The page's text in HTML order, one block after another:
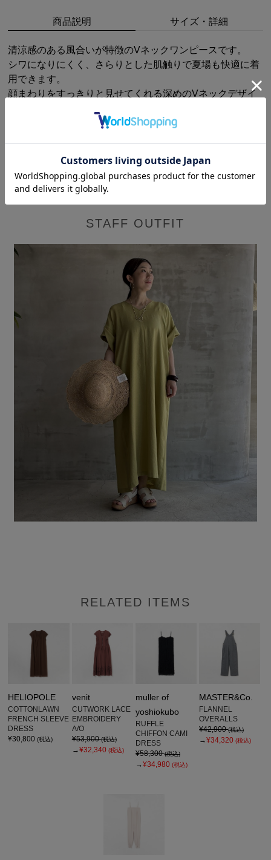
商品説明 サイズ・詳細
清涼感のある風合いが特徴のVネックワンピースです。
シワになりにくく、さらりとした肌触りで夏場も快適に着
用できます。
顔まわりをすっきりと見せてくれる深めのVネックデザイ
エットが全体をシャープな印象に見せてくれます。
日常使いからお出掛けまで、幅広いシーンで活躍する一着
です。
STAFF OUTFIT
RELATED ITEMS
HELIOPOLE
COTTONLAWN
FRENCH SLEEVE
DRESS
¥30,800(税込)
venit
CUTWORK LACE
EMBROIDERY
A/O
¥53,900(税込)
→¥32,340 (税込)
muller of
yoshiokubo
RUFFLE
CHIFFON CAMI
DRESS
¥58,300(税込)
→¥34,980 (税込)
MASTER&Co.
FLANNEL
OVERALLS
¥42,900(税込)
→¥34,320(税込)